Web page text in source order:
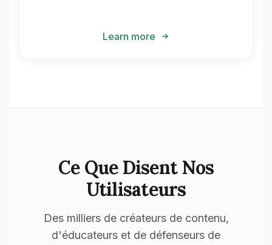
Learn more
Ce Que Disent Nos
Utilisateurs
Des milliers de créateurs de contenu,
d'éducateurs et de défenseurs de